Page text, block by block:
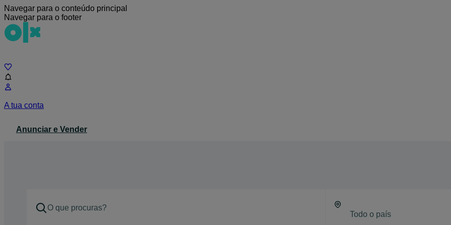
Navegar para o conteúdo principal
Navegar para o footer
A tua conta
Anunciar e Vender